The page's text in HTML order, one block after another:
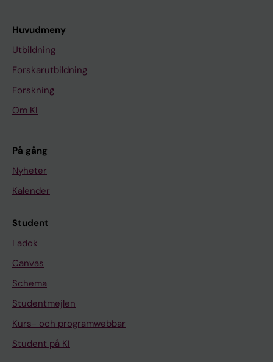
Huvudmeny
Utbildning
Forskarutbildning
Forskning
Om KI
På gång
Nyheter
Kalender
Student
Ladok
Canvas
Schema
Studentmejlen
Kurs- och programwebbar
Student på KI